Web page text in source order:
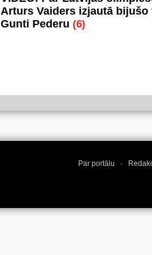
Arturs Vaiders izjautā bijušo
Gunti Pederu (6)
Par portālu ·